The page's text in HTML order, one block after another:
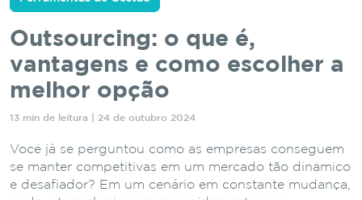
Outsourcing: o que é,
vantagens e como escolher a
melhor opção
13 min de leitura | 24 de outubro 2024
Você já se perguntou como as empresas conseguem
se manter competitivas em um mercado tão dinâmico
e desafiador? Em um cenário em constante mudança,